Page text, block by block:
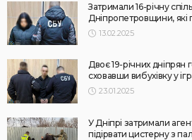
Затримали 16-річну
Дніпропетровщини, які
13.02.2025
Двоє 19-річних дніпрян
сховавши вибухівку у
23.01.2025
У Дніпрі затримали
підірвати цистерну з